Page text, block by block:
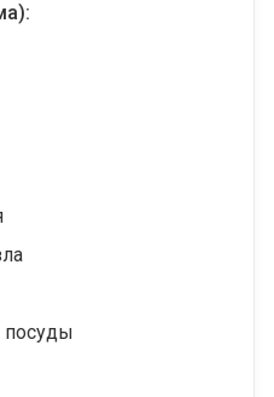
посуды